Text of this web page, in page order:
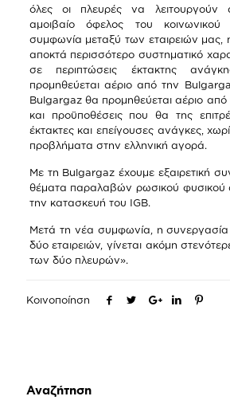
όλες οι πλευρές να λειτουργούν
αμοιβαίο όφελος του
συμφωνία μεταξύ των εταιρειών μας,
αποκτά περισσότερο συστηματικό
σε περιπτώσεις έκτακτης
προμηθεύεται αέριο από την
Bulgargaz θα προμηθεύεται αέριο
και προϋποθέσεις που θα της
έκτακτες και επείγουσες ανάγκες,
προβλήματα στην ελληνική αγορά.
Με τη Βulgargaz έχουμε εξαιρετική
θέματα παραλαβών ρωσικού φυσικού
την κατασκευή του IGB.
Μετά τη νέα συμφωνία, η συνεργασία
δύο εταιρειών, γίνεται ακόμη
των δύο πλευρών».
Κοινοποίηση
Αναζήτηση